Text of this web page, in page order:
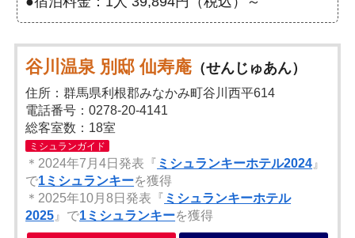
谷川温泉 別邸 仙寿庵（せんじゅあん）
住所：群馬県利根郡みなかみ町谷川西平614
電話番号：0278-20-4141
総客室数：18室
ミシュランガイド
＊2024年7月4日発表『 ミシュランキーホテル2024 』
で1ミシュランキーを獲得
＊2025年10月8日発表『 ミシュランキーホテル
2025 』で1ミシュランキーを獲得